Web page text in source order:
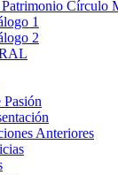
Patrimonio Círculo
1
2
Anteriores